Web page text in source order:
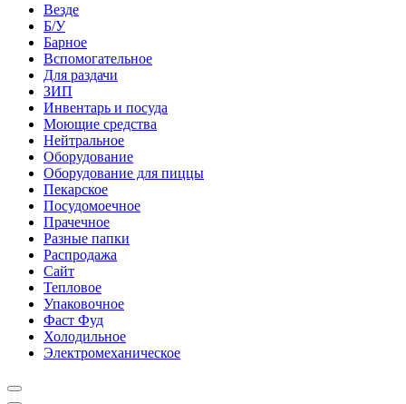
Везде
Б/У
Барное
Вспомогательное
Для раздачи
ЗИП
Инвентарь и посуда
Моющие средства
Нейтральное
Оборудование
Оборудование для пиццы
Пекарское
Посудомоечное
Прачечное
Разные папки
Распродажа
Сайт
Тепловое
Упаковочное
Фаст Фуд
Холодильное
Электромеханическое